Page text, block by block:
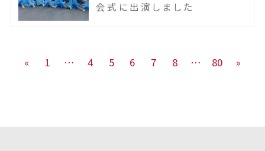
会式に出演しました
« 1 … 4 5 6 7 8 … 80 »